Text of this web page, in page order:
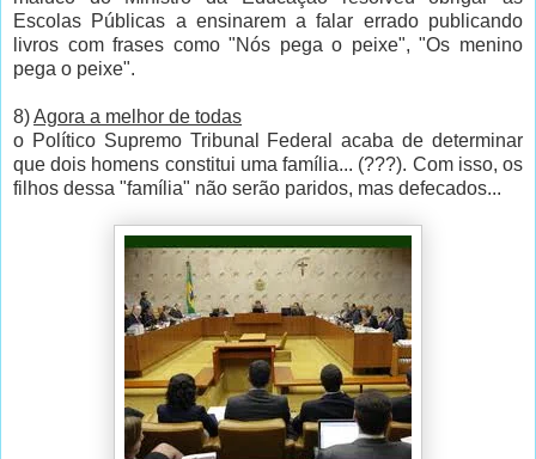
Escolas Públicas a ensinarem a falar errado publicando
livros com frases como "Nós pega o peixe", "Os menino
pega o peixe".
8)Agora a melhor de todas
o Político Supremo Tribunal Federal acaba de determinar
que dois homens constitui uma família... (???). Com isso, os
filhos dessa "família" não serão paridos, mas defecados...